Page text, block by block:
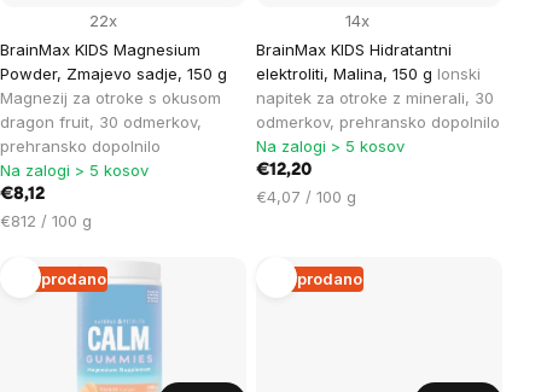
BrainMax KIDS Magnesium
Powder, Zmajevo sadje, 150 g
Magnezij za otroke s okusom
dragon fruit, 30 odmerkov,
prehransko dopolnilo
22x
Na zalogi > 5 kosov
€8,12
Cena
enoto:
€812 / 100 g
BrainMax KIDS Hidratantni
elektroliti, Malina, 150 g Ionski
napitek za otroke z minerali, 30
odmerkov, prehransko dopolnilo
14x
Na zalogi > 5 kosov
€12,20
Cena
€4,07 / 100 g
Razprodano Razprodano